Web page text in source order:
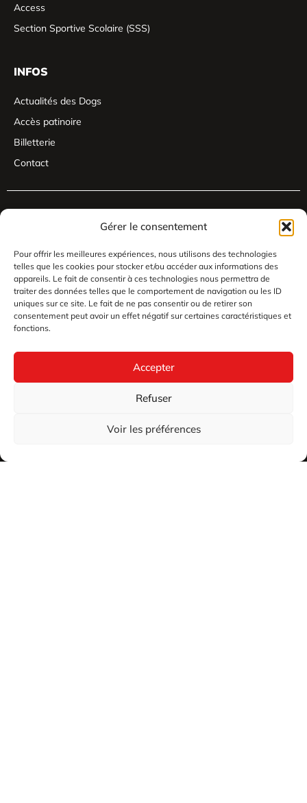
Gérer le consentement
Pour offrir les meilleures expériences, nous utilisons des technologies
telles que les cookies pour stocker et/ou accéder aux informations des
appareils. Le fait de consentir à ces technologies nous permettra de
traiter des données telles que le comportement de navigation ou les ID
uniques sur ce site. Le fait de ne pas consentir ou de retirer son
consentement peut avoir un effet négatif sur certaines caractéristiques et
fonctions.
Accepter
Refuser
Voir les préférences
Access
Section Sportive Scolaire (SSS)
INFOS
Actualités des Dogs
Accès patinoire
Billetterie
Contact